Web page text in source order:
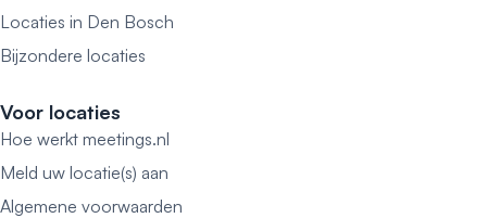
Locaties in Den Bosch
Bijzondere locaties
Voor locaties
Hoe werkt meetings.nl
Meld uw locatie(s) aan
Algemene voorwaarden